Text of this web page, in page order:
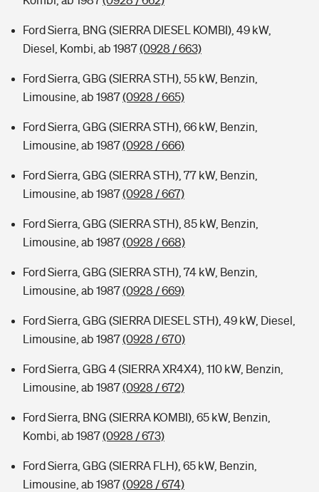
Ford Sierra, BNG (SIERRA DIESEL KOMBI), 49 kW,
Diesel, Kombi, ab 1987(0928 / 663)
Ford Sierra, GBG (SIERRA STH), 55 kW, Benzin,
Limousine, ab 1987(0928 / 665)
Ford Sierra, GBG (SIERRA STH), 66 kW, Benzin,
Limousine, ab 1987(0928 / 666)
Ford Sierra, GBG (SIERRA STH), 77 kW, Benzin,
Limousine, ab 1987(0928 / 667)
Ford Sierra, GBG (SIERRA STH), 85 kW, Benzin,
Limousine, ab 1987(0928 / 668)
Ford Sierra, GBG (SIERRA STH), 74 kW, Benzin,
Limousine, ab 1987(0928 / 669)
Ford Sierra, GBG (SIERRA DIESEL STH), 49 kW, Diesel,
Limousine, ab 1987(0928 / 670)
Ford Sierra, GBG 4 (SIERRA XR4X4), 110 kW, Benzin,
Limousine, ab 1987(0928 / 672)
Ford Sierra, BNG (SIERRA KOMBI), 65 kW, Benzin,
Kombi, ab 1987(0928 / 673)
Ford Sierra, GBG (SIERRA FLH), 65 kW, Benzin,
Limousine, ab 1987(0928 / 674)